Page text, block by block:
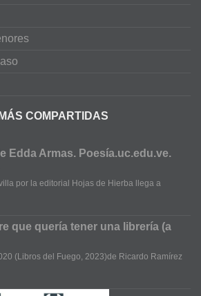
COMPARTIDAS
Edda Armas. Poesía.uc.edu.ve.
por la editorial Hojas de Hierba llega a
que quería tener una librería (a
(Libros del Fuego, 2023)de Ricardo Ramírez